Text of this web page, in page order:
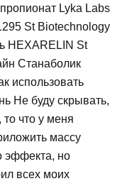
Lyka Labs
St Biotechnology
HEXARELIN St
Станаболик
использовать
Не буду скрывать,
что у меня
массу
эффекта, но
всех моих